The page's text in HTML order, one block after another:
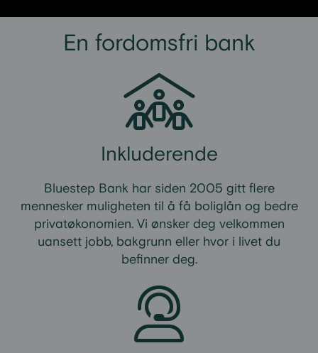
En fordomsfri bank
Inkluderende
Bluestep Bank har siden 2005 gitt flere
mennesker muligheten til å få boliglån og bedre
privatøkonomien. Vi ønsker deg velkommen
uansett jobb, bakgrunn eller hvor i livet du
befinner deg.